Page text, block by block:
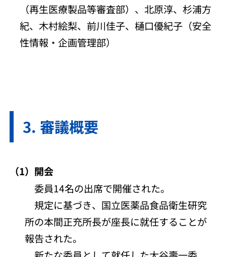
（再生医療製品等審査部）、北原淳、杉浦方
紀、木村絵梨、前川佳子、樋口優紀子（安全
性情報・企画管理部）
審議概要
（1）開会
委員14名の出席で開催された。
規定に基づき、国立医薬品食品衛生研究
所の本間正充所長が座長に就任することが
報告された。